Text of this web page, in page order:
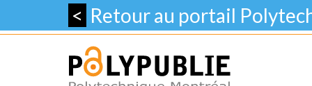
< Retour au portail